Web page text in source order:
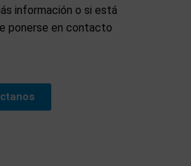
información o si está
ponerse en contacto